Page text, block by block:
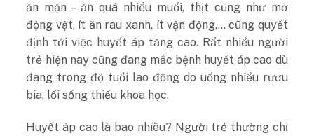
ăn mặn – ăn quá nhiều muối, thịt cũng như mỡ
động vật, ít ăn rau xanh, ít vận động,… cũng quyết
định tới việc huyết áp tăng cao. Rất nhiều người
trẻ hiện nay cũng đang mắc bệnh huyết áp cao dù
đang trong độ tuổi lao động do uống nhiều rượu
bia, lối sống thiếu khoa học.
Huyết áp cao là bao nhiêu? Người trẻ thường chỉ